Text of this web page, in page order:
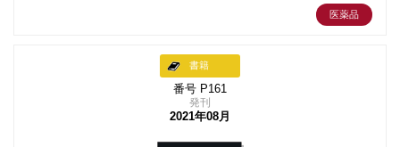
医薬品
書籍
番号 P161
発刊
2021年08月